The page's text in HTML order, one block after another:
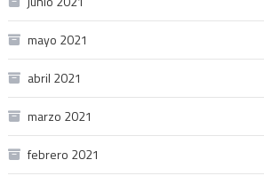
mayo 2021
abril 2021
marzo 2021
febrero 2021